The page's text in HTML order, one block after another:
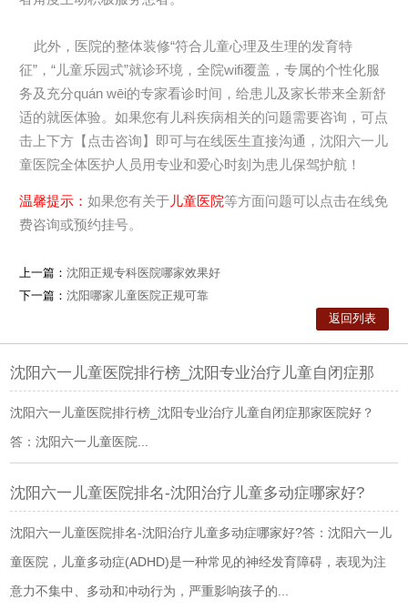
此外，医院的整体装修“符合儿童心理及生理的发育特
征”，“儿童乐园式”就诊环境，全院wifi覆盖，专属的个性化服
务及充分quán wēi的专家看诊时间，给患儿及家长带来全新舒
适的就医体验。如果您有儿科疾病相关的问题需要咨询，可点
击上下方【点击咨询】即可与在线医生直接沟通，沈阳六一儿
童医院全体医护人员用专业和爱心时刻为患儿保驾护航！
温馨提示： 如果您有关于儿童医院等方面问题可以点击在线免
费咨询或预约挂号。
上一篇： 沈阳正规专科医院哪家效果好
下一篇： 沈阳哪家儿童医院正规可靠
返回列表
沈阳六一儿童医院排行榜_沈阳专业治疗儿童自闭症那
沈阳六一儿童医院排行榜_沈阳专业治疗儿童自闭症那家医院好？
答：沈阳六一儿童医院...
沈阳六一儿童医院排名-沈阳治疗儿童多动症哪家好?
沈阳六一儿童医院排名-沈阳治疗儿童多动症哪家好?答：沈阳六一儿
童医院，儿童多动症(ADHD)是一种常见的神经发育障碍，表现为注
意力不集中、多动和冲动行为，严重影响孩子的...